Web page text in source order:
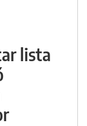
lista